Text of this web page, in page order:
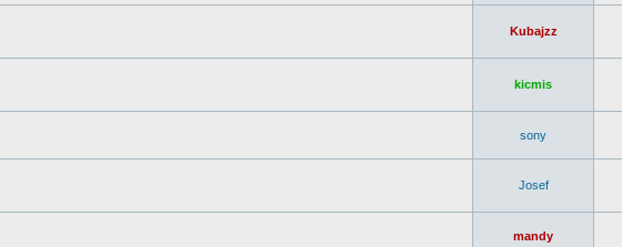
Kubajzz
kicmis
sony
Josef
mandy